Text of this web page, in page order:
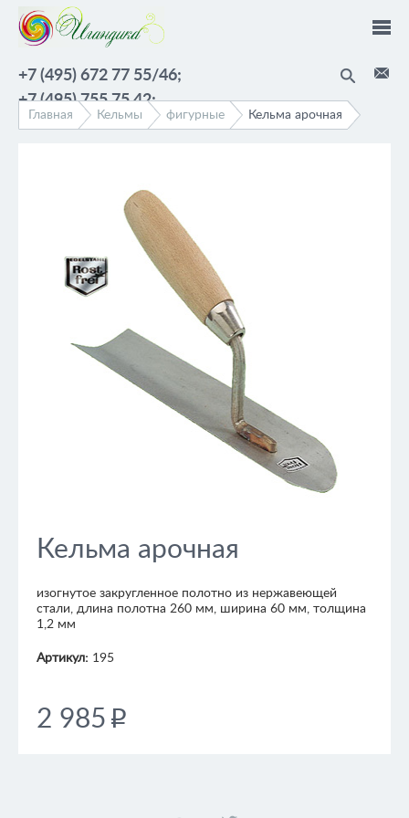
Перейти к основному содержанию
+7 (495) 672 77 55/46;
+7 (495) 755 75 42;
Главная Кельмы фигурные Кельма арочная
Кельма арочная
изогнутое закругленное полотно из нержавеющей
стали, длина полотна 260 мм, ширина 60 мм, толщина
1,2 мм
Артикул: 195
2 985 p